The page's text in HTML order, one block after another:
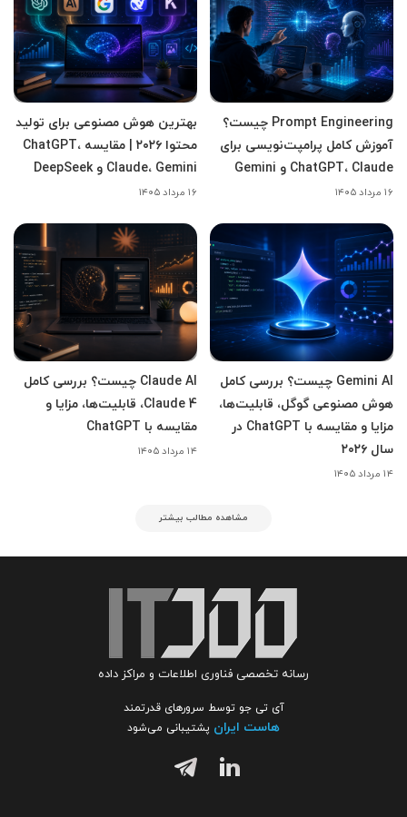
Prompt Engineering چیست؟
آموزش کامل پرامپت‌نویسی برای
ChatGPT، Claude و Gemini
۱۶ مرداد ۱۴۰۵
بهترین هوش مصنوعی برای تولید
محتوا ۲۰۲۶ | مقایسه ChatGPT،
Claude، Gemini و DeepSeek
۱۶ مرداد ۱۴۰۵
Gemini AI چیست؟ بررسی کامل
هوش مصنوعی گوگل، قابلیت‌ها،
مزایا و مقایسه با ChatGPT در
سال ۲۰۲۶
۱۴ مرداد ۱۴۰۵
Claude AI چیست؟ بررسی کامل
Claude 4، قابلیت‌ها، مزایا و
مقایسه با ChatGPT
۱۴ مرداد ۱۴۰۵
مشاهده مطالب بیشتر
رسانه تخصصی فناوری اطلاعات و مراکز داده
آی تی جو توسط سرورهای قدرتمند
هاست ایران پشتیبانی می‌شود